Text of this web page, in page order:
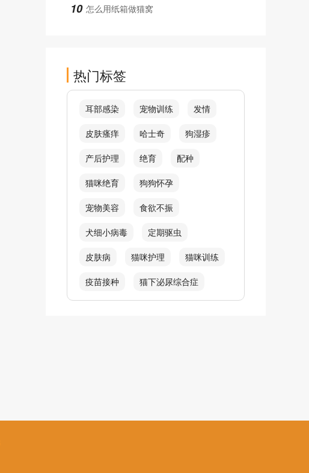
10 怎么用纸箱做猫窝
热门标签
耳部感染 宠物训练 发情
皮肤瘙痒 哈士奇 狗湿疹
产后护理 绝育 配种
猫咪绝育 狗狗怀孕
宠物美容 食欲不振
犬细小病毒 定期驱虫
皮肤病 猫咪护理 猫咪训练
疫苗接种 猫下泌尿综合症